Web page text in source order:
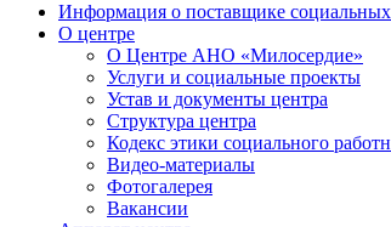
Информация о поставщике социальных
О центре
О Центре АНО «Милосердие»
Услуги и социальные проекты
Устав и документы центра
Структура центра
Кодекс этики социального
Видео-материалы
Фотогалерея
Вакансии